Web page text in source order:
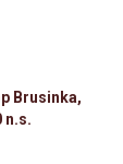
Brusinka,
n.s.